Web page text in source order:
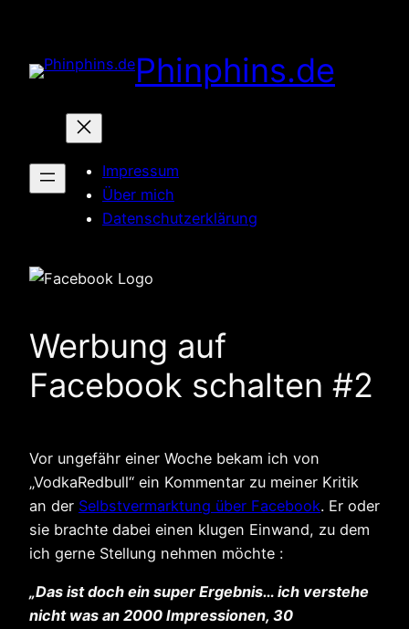
springen
Phinphins.de
Impressum
Über mich
Datenschutzerklärung
Werbung auf
Facebook schalten #2
Vor ungefähr einer Woche bekam ich von
„VodkaRedbull“ ein Kommentar zu meiner Kritik
an der Selbstvermarktung über Facebook. Er oder
sie brachte dabei einen klugen Einwand, zu dem
ich gerne Stellung nehmen möchte :
„Das ist doch ein super Ergebnis… ich verstehe
nicht was an 2000 Impressionen, 30